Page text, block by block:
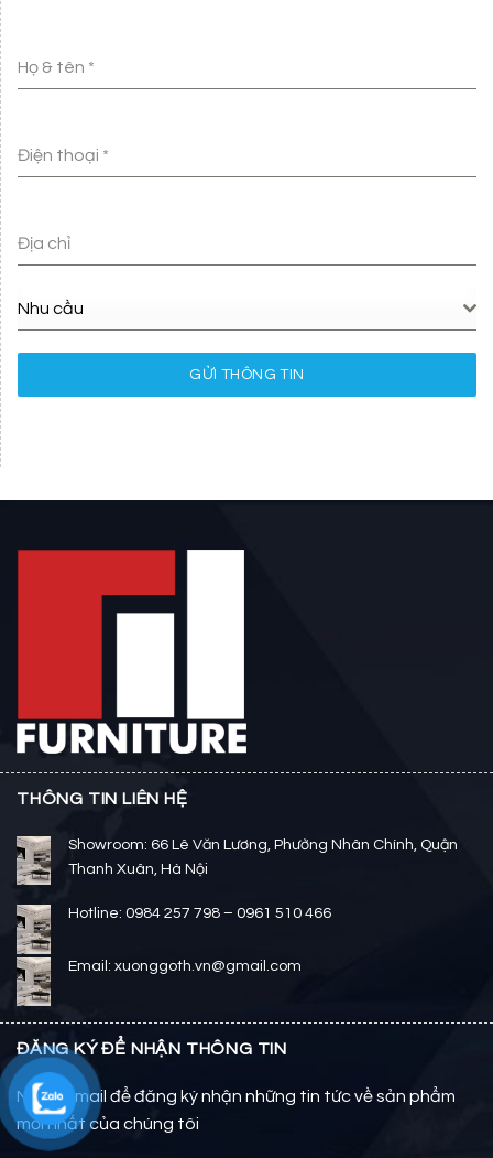
Họ & tên *
Điện thoại *
Địa chỉ
Nhu cầu
GỬI THÔNG TIN
THÔNG TIN LIÊN HỆ
Showroom: 66 Lê Văn Lương, Phường Nhân Chính, Quận
Thanh Xuân, Hà Nội
Hotline: 0984 257 798 – 0961 510 466
Email: xuonggoth.vn@gmail.com
ĐĂNG KÝ ĐỂ NHẬN THÔNG TIN
Nhập email để đăng ký nhận những tin tức về sản phẩm
mới nhất của chúng tôi